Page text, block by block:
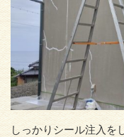
しっかりシール注入を